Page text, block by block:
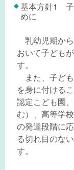
基本方針1 子
めに
乳幼児期か
おいて子ども
す。
また、子ど
を身に付ける
認定こども園
む）、高等学
の発達段階に
る切れ目のな
す。